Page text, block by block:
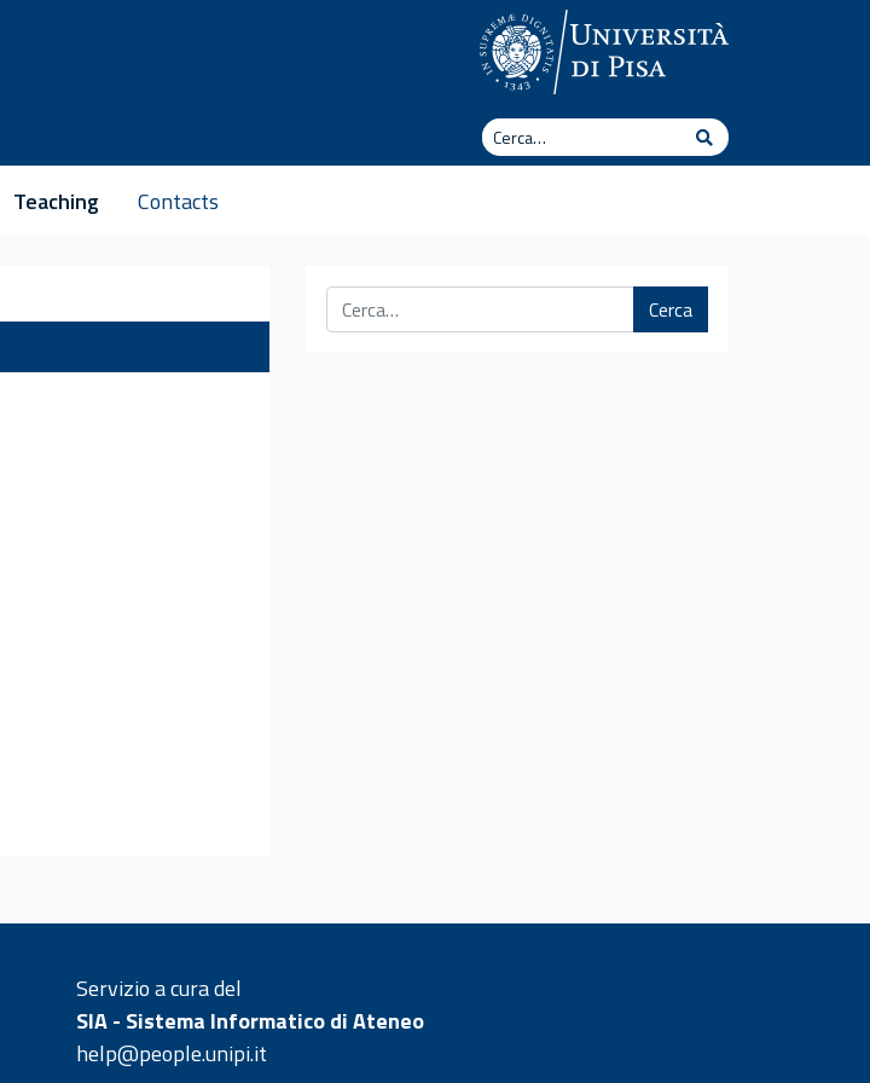
Cerca
Cerca
Teaching Contacts
Cerca
Servizio a cura del
SIA - Sistema Informatico di Ateneo
help@people.unipi.it